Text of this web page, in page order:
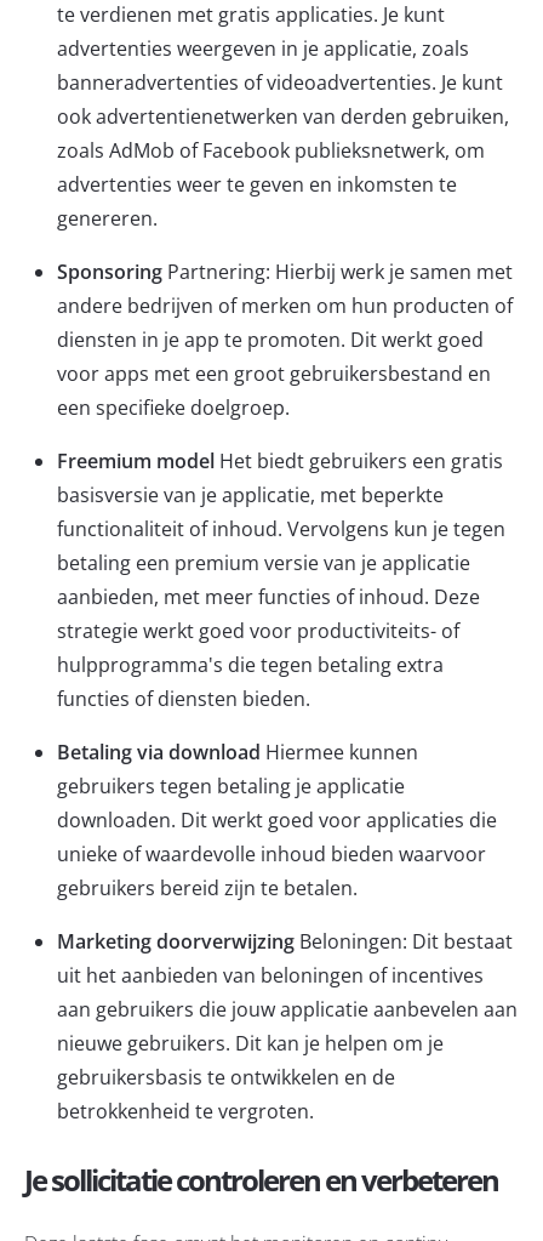
te verdienen met gratis applicaties. Je kunt
advertenties weergeven in je applicatie, zoals
banneradvertenties of videoadvertenties. Je kunt
ook advertentienetwerken van derden gebruiken,
zoalsAdMob ofFacebook publieksnetwerk, om
advertenties weer te geven en inkomsten te
genereren.
Sponsoring Partnering: Hierbij werk je samen met
andere bedrijven of merken om hun producten of
diensten in je app te promoten. Dit werkt goed
voor apps met een groot gebruikersbestand en
een specifieke doelgroep.
Freemium model Het biedt gebruikers een gratis
basisversie van je applicatie, met beperkte
functionaliteit of inhoud. Vervolgens kun je tegen
betaling een premium versie van je applicatie
aanbieden, met meer functies of inhoud. Deze
strategie werkt goed voor productiviteits- of
hulpprogramma's die tegen betaling extra
functies of diensten bieden.
Betaling via download Hiermee kunnen
gebruikers tegen betaling je applicatie
downloaden. Dit werkt goed voor applicaties die
unieke of waardevolle inhoud bieden waarvoor
gebruikers bereid zijn te betalen.
Marketing doorverwijzing Beloningen: Dit bestaat
uit het aanbieden van beloningen of incentives
aan gebruikers die jouw applicatie aanbevelen aan
nieuwe gebruikers. Dit kan je helpen om je
gebruikersbasis te ontwikkelen en de
betrokkenheid te vergroten.
Je sollicitatie controleren en verbeteren